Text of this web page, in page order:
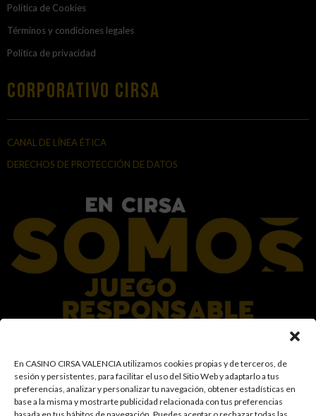
En CASINO CIRSA VALENCIA utilizamos cookies propias y de terceros, de
sesión y persistentes, para facilitar el uso del Sitio Web y adaptarlo a tus
preferencias, analizar y personalizar tu navegación, obtener estadísticas en
base a la misma y mostrarte publicidad relacionada con tus preferencias
Política de Cookies
Términos y condiciones legales
Política de privacidad
Corporativo Cirsa
CANAL DE LÍNEA ÉTICA
DERECHOS DE PROTECCIÓN DE DATOS
En el Grupo CIRSA promovemos una actitud responsable hacia el juego,
garantizando un entorno seguro y transparente para nuestros clientes y
facilitamos medidas e información para que el juego sea siempre diversión y
entretenimiento, sin utilizarse como vía para afrontar problemas económicos
o emocionales. El acceso está prohibido a menores de 18 años y a las